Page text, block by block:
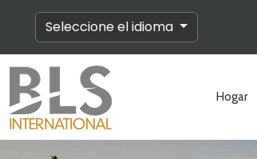
Seleccione el idioma
Hogar